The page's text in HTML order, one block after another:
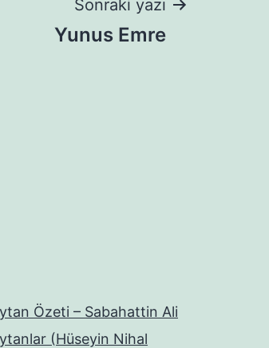
Sonraki yazı
Yunus Emre
Özeti – Sabahattin Ali
(Hüseyin Nihal